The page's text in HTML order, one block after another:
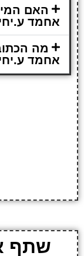
האם
אחמד
מה
אחמד
שתף